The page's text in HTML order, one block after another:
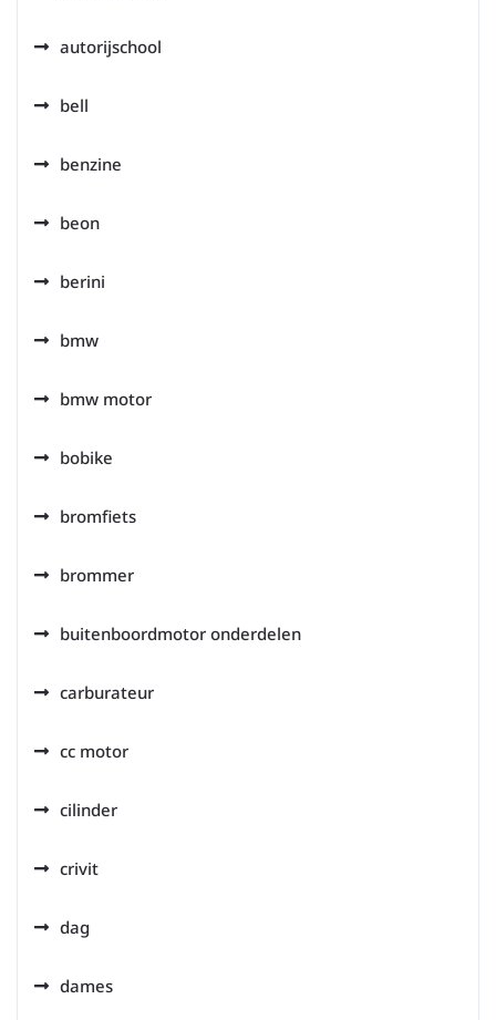
autorijschool
bell
benzine
beon
berini
bmw
bmw motor
bobike
bromfiets
brommer
buitenboordmotor onderdelen
carburateur
cc motor
cilinder
crivit
dag
dames